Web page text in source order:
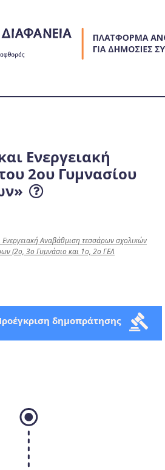
Ενεργειακή
2ου Γυμνασίου
Αναβάθμιση τεσσάρων σχολικών
(2ο, 3ο Γυμνάσιο και 1ο, 2ο ΓΕΛ
δημοπράτησης